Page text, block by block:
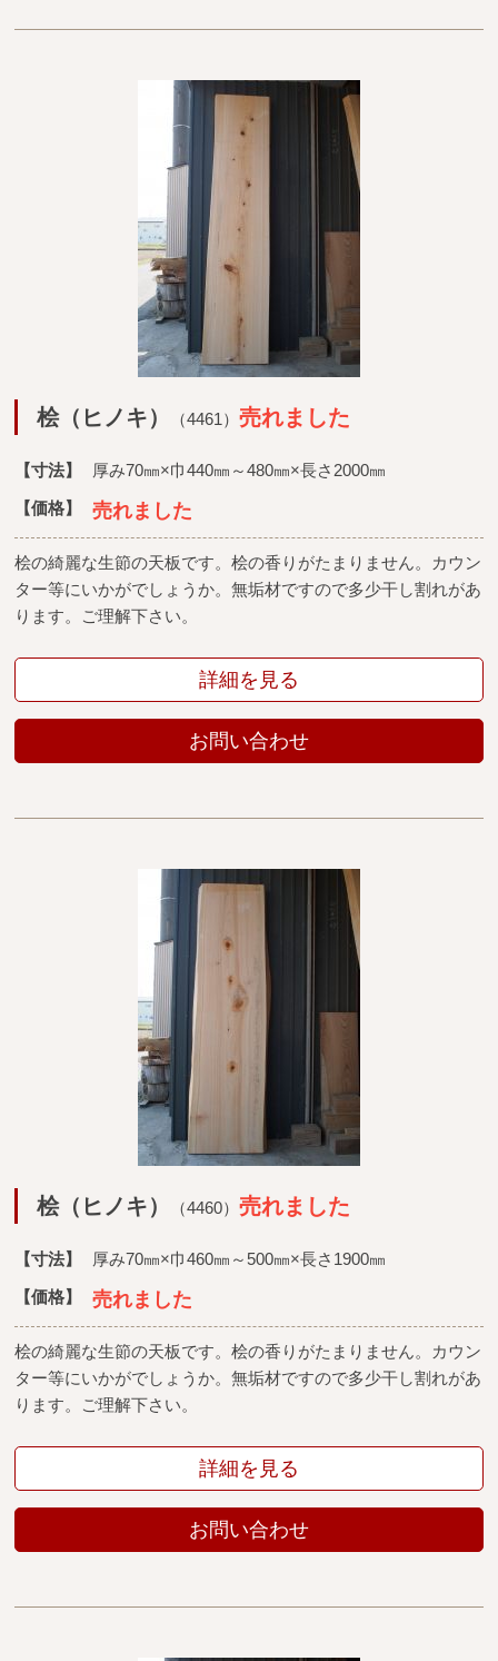
桧（ヒノキ） （4461）売れました
【寸法】
厚み70㎜×巾440㎜～480㎜×長さ2000㎜
【価格】
売れました
桧の綺麗な生節の天板です。桧の香りがたまりません。カウン
ター等にいかがでしょうか。無垢材ですので多少干し割れがあ
ります。ご理解下さい。
詳細を見る
お問い合わせ
桧（ヒノキ） （4460）売れました
【寸法】
厚み70㎜×巾460㎜～500㎜×長さ1900㎜
【価格】
売れました
桧の綺麗な生節の天板です。桧の香りがたまりません。カウン
ター等にいかがでしょうか。無垢材ですので多少干し割れがあ
ります。ご理解下さい。
詳細を見る
お問い合わせ